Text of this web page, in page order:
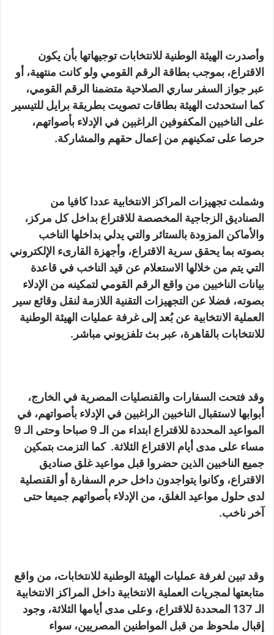
وأصدرت الهيئة الوطنية للانتخابات توجيهاتها بأن يكون
الاقتراع، بموجب بطاقة الرقم القومي ولو كانت منتهية، أو
عبر جواز السفر ساري الصلاحية متضمنا الرقم القومي،
كما استحدثت الهيئة بطاقات تصويت بطريقة برايل للتيسير
على الناخبين المكفوفين الراغبين في الإدلاء بأصواتهم،
حرصا على تمكينهم من إعمال حقهم والمشاركة.
وشملت تجهيزات المراكز الانتخابية عددا كافيا من
الصناديق الزجاجية المخصصة للاقتراع بداخل كل مركز،
والأماكن المزودة بالستائر والتي يدلي بداخلها الناخب
بصوته بما يحقق سرية الاقتراع، وأجهزة القارىء الإلكتروني
التي يتم من خلالها الاستعلام عن قيد الناخب في قاعدة
بيانات الناخبين من واقع الرقم القومي لتمكينه من الإدلاء
بصوته، فضلا عن التجهيزات التقنية اللازمة لنقل وقائع سير
العملية الانتخابية عن بُعد إلى غرفة عمليات الهيئة الوطنية
للانتخابات بالقاهرة، عبر بث تلفزيوني مباشر.
وقد فتحت السفارات والقنصليات المصرية في الخارج،
أبوابها لاستقبال الناخبين الراغبين في الإدلاء بأصواتهم، في
المواعيد المحددة للاقتراع ابتداء من الـ 9 صباحا وحتى الـ 9
مساء على مدى أيام الاقتراع الثلاثة. كما التزمت بتمكين
جميع الناخبين الذين حضروا قبل مواعيد غلق صناديق
الاقتراع، وكانوا يتواجدون داخل حرم السفارة أو القنصلية
لدى حلول مواعيد الغلق، من الإدلاء بأصواتهم جميعا حتى
آخر ناخب.
وقد تبين لغرفة عمليات الهيئة الوطنية للانتخابات، من واقع
متابعتها لمجريات العملية الانتخابية داخل المراكز الانتخابية
الـ 137 المحددة للاقتراع، وعلى مدى أيامها الثلاثة، وجود
إقبال ملحوظ من قبل المواطنين المصريين، سواء